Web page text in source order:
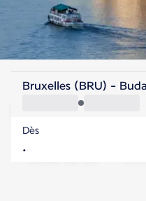
Hongrie
Budapest
Hongrie
Bruxelles (BRU) -
Dès